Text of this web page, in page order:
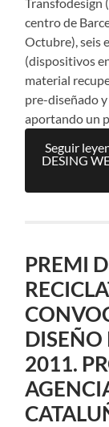
centro de
Octubre), seis
(dispositivos
material
pre-diseñado
aportando un
Seguir
DESING
PREMI
DISEÑO
2011.